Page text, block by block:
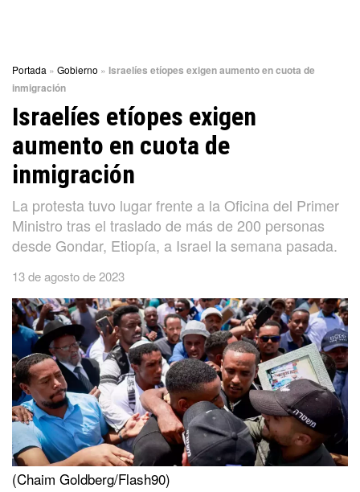
Portada » Gobierno » Israelíes etíopes exigen aumento en cuota de
inmigración
Israelíes etíopes exigen
aumento en cuota de
inmigración
La protesta tuvo lugar frente a la Oficina del Primer
Ministro tras el traslado de más de 200 personas
desde Gondar, Etiopía, a Israel la semana pasada.
13 de agosto de 2023
(Chaim Goldberg/Flash90)